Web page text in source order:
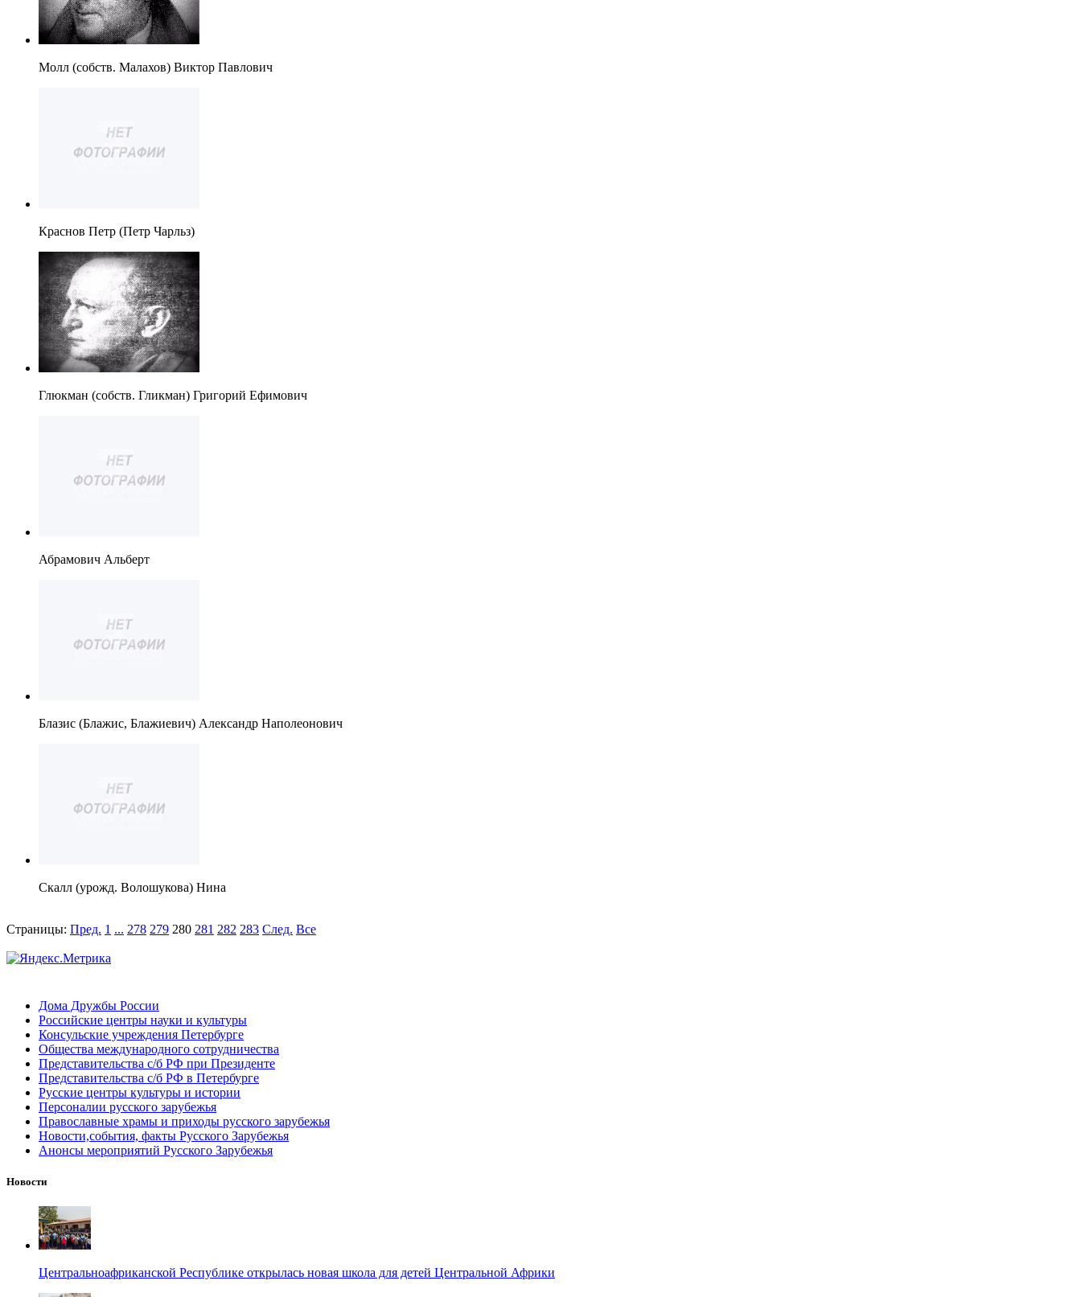
Молл (собств. Малахов) Виктор Павлович
Краснов Петр (Петр Чарльз)
Глюкман (собств. Гликман) Григорий Ефимович
Абрамович Альберт
Блазис (Блажис, Блажиевич) Александр Наполеонович
Скалл (урожд. Волошукова) Нина
Страницы: Пред. 1 ... 278 279 280 281 282 283 След. Все
Дома Дружбы России
Российские центры науки и культуры
Консульские учреждения Петербурге
Общества международного сотрудничества
Представительства с/б РФ при Президенте
Представительства с/б РФ в Петербурге
Русские центры культуры и истории
Персоналии русского зарубежья
Православные храмы и приходы русского зарубежья
Новости,события, факты Русского Зарубежья
Анонсы мероприятий Русского Зарубежья
Новости
Центральноафриканской Республике открылась новая школа для детей Центральной Африки